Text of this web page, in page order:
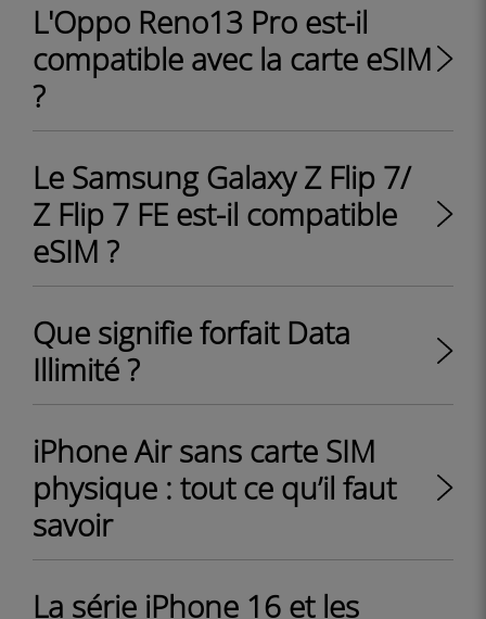
L'Oppo Reno13 Pro est-il
compatible avec la carte eSIM
?
Le Samsung Galaxy Z Flip 7/
Z Flip 7 FE est-il compatible
eSIM ?
Que signifie forfait Data
Illimité ?
iPhone Air sans carte SIM
physique : tout ce qu’il faut
savoir
La série iPhone 16 et les